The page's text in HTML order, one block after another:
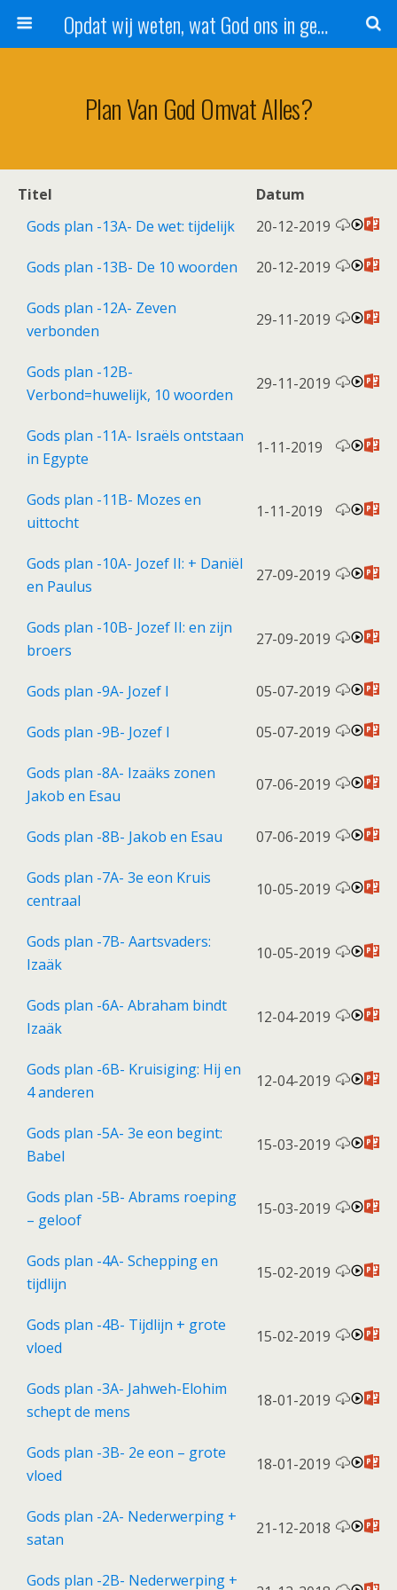
Opdat wij weten, wat God ons in genade schenkt!
Plan Van God Omvat Alles?
Titel
Datum
Gods plan -13A- De wet: tijdelijk
20-12-2019
Gods plan -13B- De 10 woorden 20-12-2019
Gods plan -12A- Zeven
verbonden
29-11-2019
Gods plan -12B-
Verbond=huwelijk, 10 woorden
29-11-2019
Gods plan -11A- Israëls ontstaan
in Egypte
1-11-2019
Gods plan -11B- Mozes en
uittocht
1-11-2019
Gods plan -10A- Jozef II: + Daniël
en Paulus
27-09-2019
Gods plan -10B- Jozef II: en zijn
broers
27-09-2019
Gods plan -9A- Jozef I 05-07-2019
Gods plan -9B- Jozef I 05-07-2019
Gods plan -8A- Izaäks zonen
Jakob en Esau
07-06-2019
Gods plan -8B- Jakob en Esau 07-06-2019
Gods plan -7A- 3e eon Kruis
centraal
10-05-2019
Gods plan -7B- Aartsvaders:
Izaäk
10-05-2019
Gods plan -6A- Abraham bindt
Izaäk
12-04-2019
Gods plan -6B- Kruisiging: Hij en
4 anderen
12-04-2019
Gods plan -5A- 3e eon begint:
Babel
15-03-2019
Gods plan -5B- Abrams roeping
– geloof
15-03-2019
Gods plan -4A- Schepping en
tijdlijn
15-02-2019
Gods plan -4B- Tijdlijn + grote
vloed
15-02-2019
Gods plan -3A- Jahweh-Elohim
schept de mens
18-01-2019
Gods plan -3B- 2e eon – grote
vloed
18-01-2019
Gods plan -2A- Nederwerping +
satan
21-12-2018
Gods plan -2B- Nederwerping +